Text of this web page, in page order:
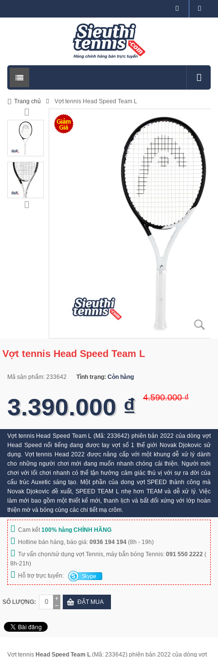
Trang chủ Vợt tennis Head Speed Team L
Vợt tennis Head Speed Team L
Mã sản phẩm: 233642 Tình trạng: Còn hàng
4.590.000 ₫
3.390.000 ₫
Vợt tennis Head Speed Team L (Mã: 233642) phiên bản 2022 của dòng vợt
Head Speed nổi tiếng đang được tay vợt số 1 thế giới Novak Djokovic sử
dụng. Vợt tennis Head 2022 được nâng cấp với một khung dễ xử lý dành
cho những người chơi mới đang muốn nhanh chóng cải thiện. Người mới
chơi với lối chơi nhanh có thể tận hưởng cảm giác thú vị với sự ra đời của
cấu trúc Auxetic sáng tạo. Một phần của dong vợt SPEED thành công mà
Novak Djokovic đề xuất, SPEED TEAM L nhẹ hơn TEAM và dễ xử lý. Việc
làm mới bao gồm một thiết kế mới, thanh lịch và bất đối xứng với lớp hoàn
thiện mờ và bóng cùng các chi tiết mạ crôm.
Cam kết100% hàng CHÍNH HÃNG
Hotline bán hàng, báo giá: 0936 194 194 (8h - 19h)
Tư vấn chọn/sử dụng vợt Tennis, máy bắn bóng Tennis: 091 550 2222 (
8h-21h)
Hỗ trợ trực tuyến:
SỐ LƯỢNG: ĐẶT MUA
Vợt tennis Head Speed Team L (Mã: 233642) phiên bản 2022 của dòng vợt